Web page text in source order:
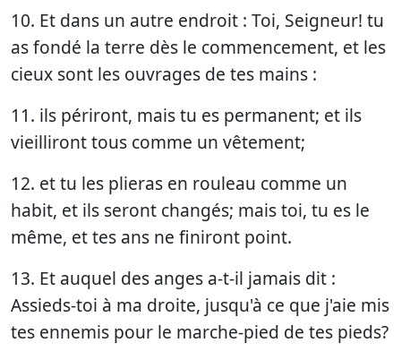
10. Et dans un autre endroit : Toi, Seigneur! tu
as fondé la terre dès le commencement, et les
cieux sont les ouvrages de tes mains :
11. ils périront, mais tu es permanent; et ils
vieilliront tous comme un vêtement;
12. et tu les plieras en rouleau comme un
habit, et ils seront changés; mais toi, tu es le
même, et tes ans ne finiront point.
13. Et auquel des anges a-t-il jamais dit :
Assieds-toi à ma droite, jusqu'à ce que j'aie mis
tes ennemis pour le marche-pied de tes pieds?